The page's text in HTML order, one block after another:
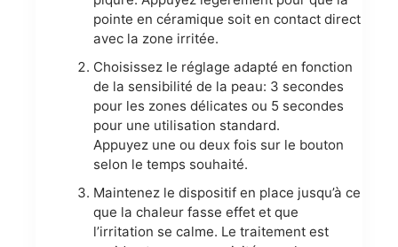
pointe en céramique soit en contact direct
avec la zone irritée.
Choisissez le réglage adapté en fonction
de la sensibilité de la peau: 3 secondes
pour les zones délicates ou 5 secondes
pour une utilisation standard.
Appuyez une ou deux fois sur le bouton
selon le temps souhaité.
Maintenez le dispositif en place jusqu’à ce
que la chaleur fasse effet et que
l’irritation se calme. Le traitement est